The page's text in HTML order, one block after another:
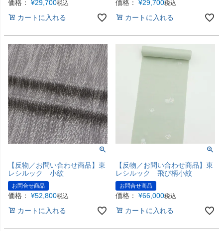
価格： ¥29,700税込
カートに入れる
価格： ¥29,700税込
カートに入れる
【反物／お問い合わせ商品】東
レシルック 小紋
お問合せ商品
価格： ¥52,800税込
カートに入れる
【反物／お問い合わせ商品】東
レシルック 飛び柄小紋
お問合せ商品
価格： ¥66,000税込
カートに入れる